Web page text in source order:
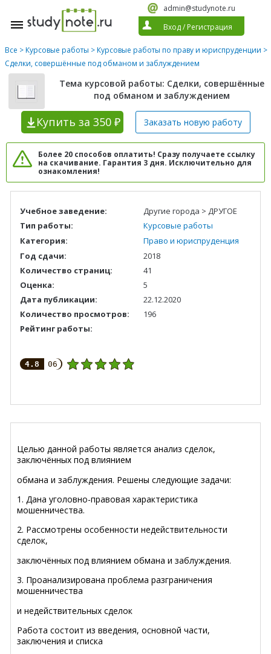
admin@studynote.ru
Вход/ Регистрация
Все >Курсовые работы >Курсовые работы по праву и юриспруденции >
Сделки, совершённые под обманом и заблуждением
Тема курсовой работы: Сделки, совершённые
под обманом и заблуждением
Купить за 350 ₽ Заказать новую работу
Более 20 способов оплатить! Сразу получаете ссылку
на скачивание. Гарантия 3 дня. Исключительно для
ознакомления!
Учебное заведение:
Другие города > ДРУГОЕ
Тип работы:
Курсовые работы
Категория:
Право и юриспруденция
Год сдачи:
2018
Количество страниц:
41
Оценка:
5
Дата публикации:
22.12.2020
Количество просмотров:
196
Рейтинг работы:
4.8 06
Целью данной работы является анализ сделок,
заключённых под влиянием
обмана и заблуждения. Решены следующие задачи:
1. Дана уголовно-правовая характеристика
мошенничества.
2. Рассмотрены особенности недействительности
сделок,
заключённых под влиянием обмана и заблуждения.
3. Проанализирована проблема разграничения
мошенничества
и недействительных сделок
Работа состоит из введения, основной части,
заключения и списка